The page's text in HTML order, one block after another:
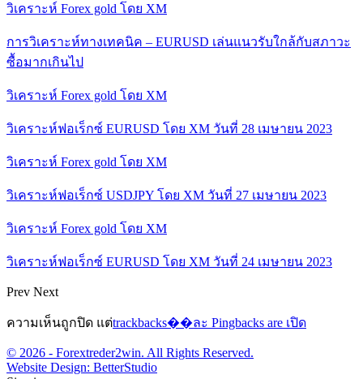
วิเคราะห์ Forex gold โดย XM
การวิเคราะห์ทางเทคนิค – EURUSD เล่นแนวรับใกล้กับสภาวะ
ซื้อมากเกินไป
วิเคราะห์ Forex gold โดย XM
วิเคราะห์ฟอเร็กซ์ EURUSD โดย XM วันที่ 28 เมษายน 2023
วิเคราะห์ Forex gold โดย XM
วิเคราะห์ฟอเร็กซ์ USDJPY โดย XM วันที่ 27 เมษายน 2023
วิเคราะห์ Forex gold โดย XM
วิเคราะห์ฟอเร็กซ์ EURUSD โดย XM วันที่ 24 เมษายน 2023
Prev Next
ความเห็นถูกปิด แต่trackbacks��ละ Pingbacks are เปิด
© 2026 - Forextreder2win. All Rights Reserved.
Website Design: BetterStudio